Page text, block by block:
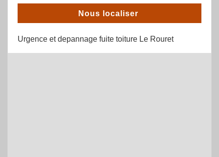
Nous localiser
Urgence et depannage fuite toiture Le Rouret